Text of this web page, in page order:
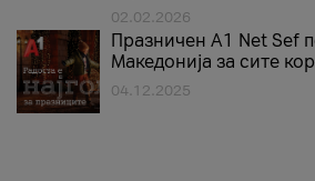
02.02.2026
Празничен A1 Net Sеf
Македонија за сите
04.12.2025